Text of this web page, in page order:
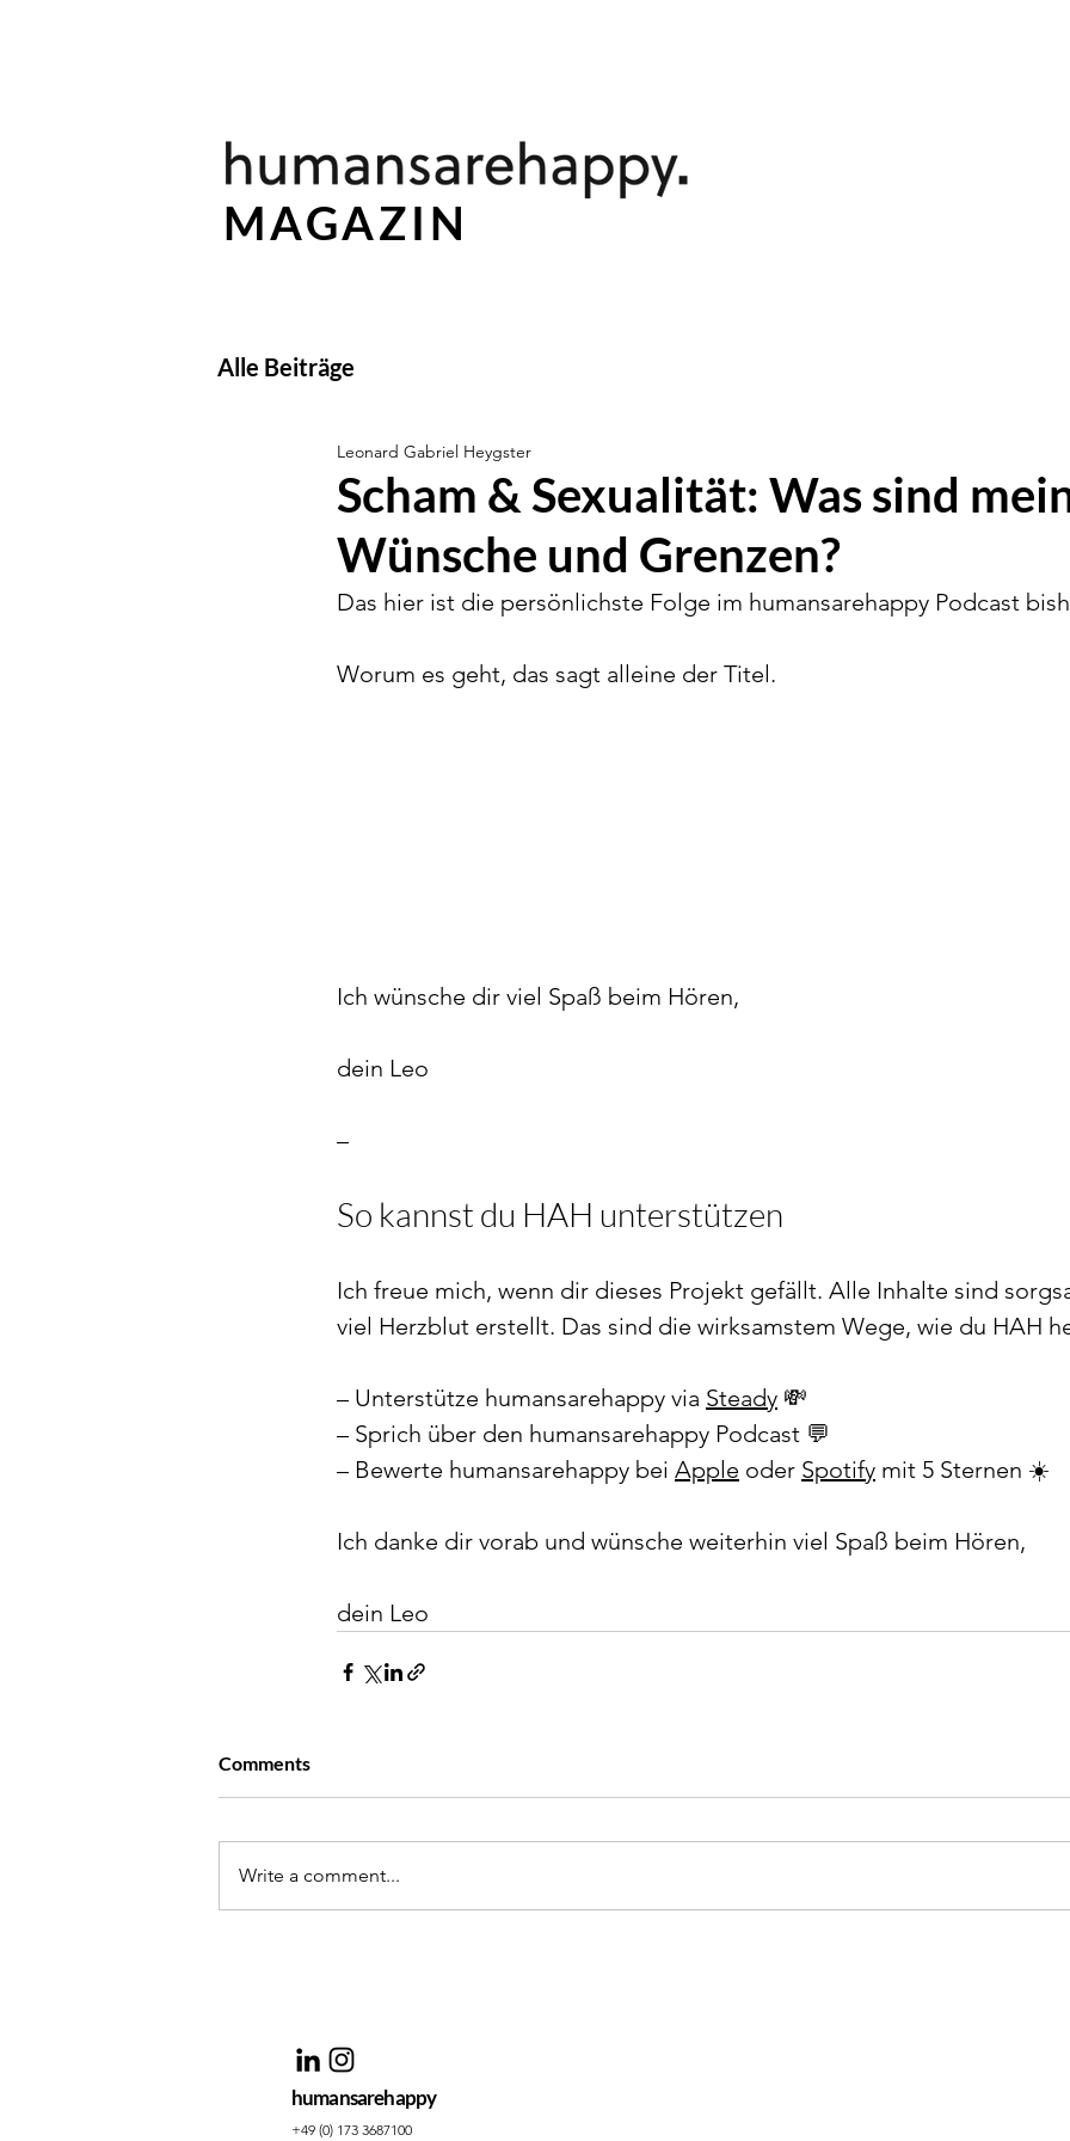
MAGAZIN
Alle Beiträge
Scham & Sexualität: Was sind
Wünsche und Grenzen?
Leonard Gabriel Heygster
Das hier ist die persönlichste Folge im humansarehappy Podcast
Worum es geht, das sagt alleine der Titel.
Ich wünsche dir viel Spaß beim Hören,
dein Leo
–
So kannst du HAH unterstützen
Ich freue mich, wenn dir dieses Projekt gefällt. Alle Inhalte sind
viel Herzblut erstellt. Das sind die wirksamstem Wege, wie du HAH
– Unterstütze humansarehappy via Steady 💸
– Sprich über den humansarehappy Podcast 💬
– Bewerte humansarehappy bei Apple oder Spotify mit 5 Sternen ☀️
Ich danke dir vorab und wünsche weiterhin viel Spaß beim Hören,
dein Leo
Comments
Write a comment...
humansarehappy
+49 (0) 173 3687100